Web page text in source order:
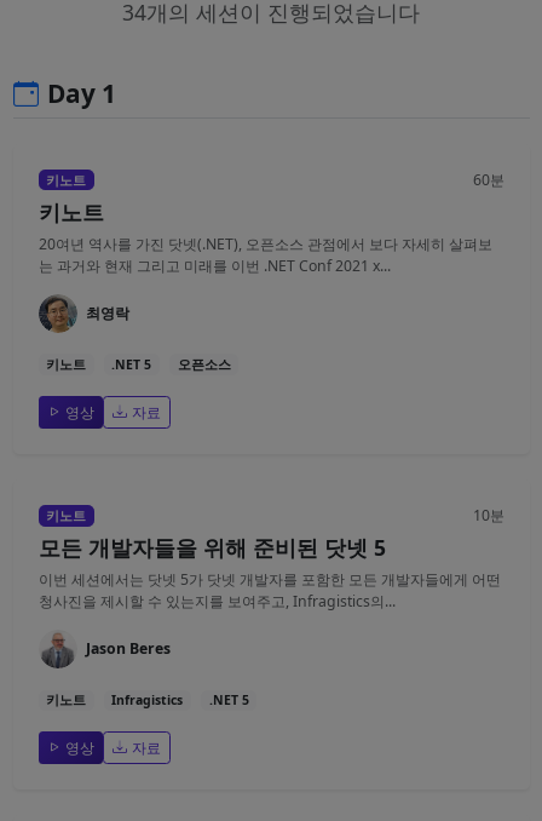
34개의 세션이 진행되었습니다
Day 1
키노트 60분
키노트
20여년 역사를 가진 닷넷(.NET), 오픈소스 관점에서 보다 자세히 살펴보
는 과거와 현재 그리고 미래를 이번 .NET Conf 2021 x...
최영락
키노트 .NET 5 오픈소스
영상 자료
키노트 10분
모든 개발자들을 위해 준비된 닷넷 5
이번 세션에서는 닷넷 5가 닷넷 개발자를 포함한 모든 개발자들에게 어떤
청사진을 제시할 수 있는지를 보여주고, Infragistics의...
Jason Beres
키노트 Infragistics .NET 5
영상 자료